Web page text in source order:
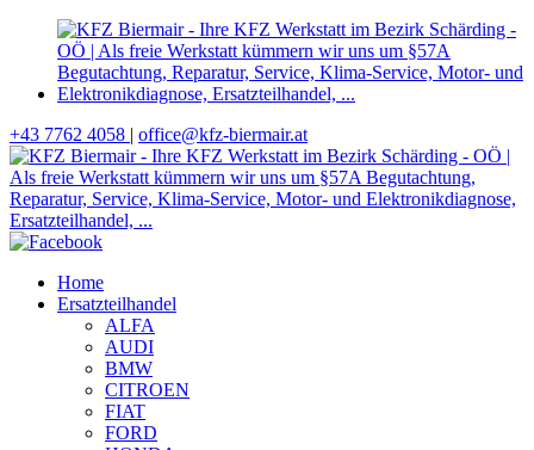
+43 7762 4058 | office@kfz-biermair.at
Home
Ersatzteilhandel
ALFA
AUDI
BMW
CITROEN
FIAT
FORD